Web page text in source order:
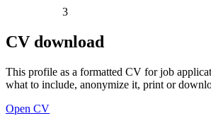
3
CV download
This profile as a formatted CV for job
what to include, anonymize it, print or
Open CV